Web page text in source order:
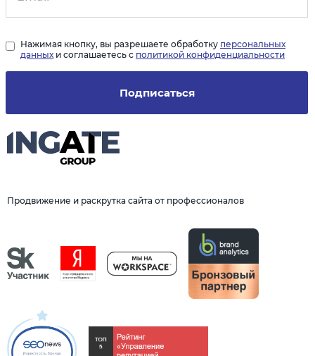
Продвижение и раскрутка сайта от профессионалов
Подписаться
Нажимая кнопку, вы разрешаете обработку персональных
данных и соглашаетесь с политикой конфиденциальности